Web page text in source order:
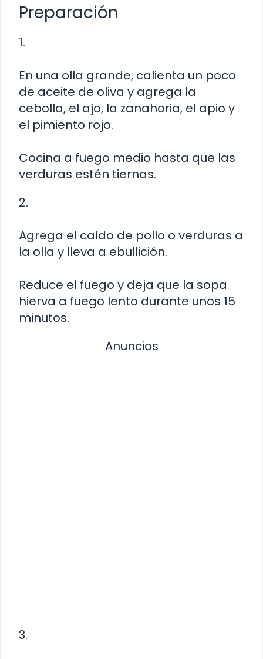
Preparación
1.
En una olla grande, calienta un poco
de aceite de oliva y agrega la
cebolla, el ajo, la zanahoria, el apio y
el pimiento rojo.
Cocina a fuego medio hasta que las
verduras estén tiernas.
2.
Agrega el caldo de pollo o verduras a
la olla y lleva a ebullición.
Reduce el fuego y deja que la sopa
hierva a fuego lento durante unos 15
minutos.
Anuncios
3.